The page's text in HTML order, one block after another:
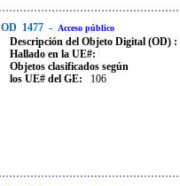
OD 1477 - Acceso público
Descripción del Objeto Digital (OD) :
Hallado en la UE#:
Objetos clasificados según
los UE# del GE:
106